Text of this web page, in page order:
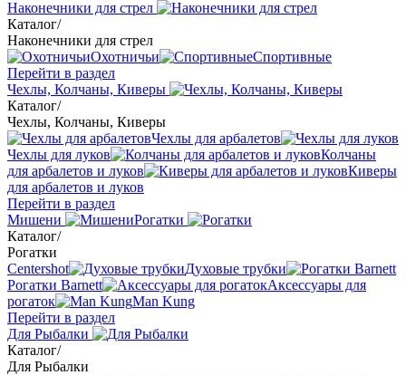
Наконечники для стрел
Каталог/
Наконечники для стрел
Охотничьи
Спортивные
Перейти в раздел
Чехлы, Колчаны, Киверы
Каталог/
Чехлы, Колчаны, Киверы
Чехлы для арбалетов
Чехлы для луков
Колчаны
для арбалетов и луков
Киверы
для арбалетов и луков
Перейти в раздел
Мишени
Рогатки
Каталог/
Рогатки
Centershot
Духовые трубки
Рогатки Barnett
Аксессуары для
рогаток
Man Kung
Перейти в раздел
Для Рыбалки
Каталог/
Для Рыбалки